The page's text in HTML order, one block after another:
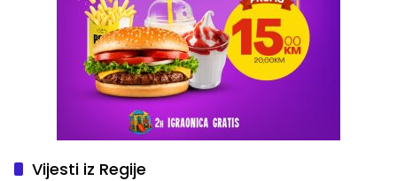
Vijesti iz Regije